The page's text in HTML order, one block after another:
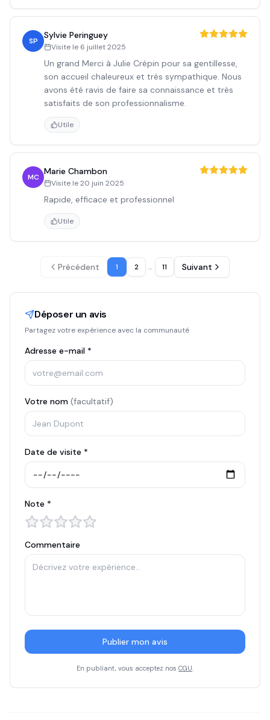
SP
Sylvie Peringuey
Visite le 6 juillet 2025
Un grand Merci à Julie Crépin pour sa gentillesse,
son accueil chaleureux et très sympathique. Nous
avons été ravis de faire sa connaissance et très
satisfaits de son professionnalisme.
Utile
MC
Marie Chambon
Visite le20 juin 2025
Rapide, efficace et professionnel
Utile
Précédent 1 2 … 11 Suivant
Déposer un avis
Partagez votre expérience avec la communauté
Adresse e-mail *
Votre nom (facultatif)
Date de visite *
Note *
Commentaire
Publier mon avis
En publiant, vous acceptez nos CGU.